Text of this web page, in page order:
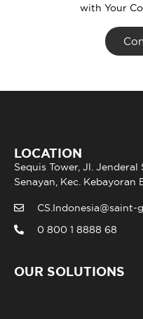
with Your
LOCATION
Sequis Tower, Jl. Jenderal
Senayan, Kec. Kebayoran
CS.Indonesia@saint-
0 800 1 8888 68
OUR SOLUTIONS